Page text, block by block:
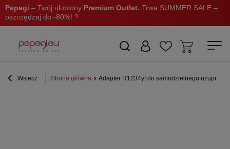
Pepegi – Twój ulubiony Premium Outlet. Trwa SUMMER SALE –
oszczędzaj do -80%! ?
Wstecz Strona główna Adapter R1234yf do samodzielnego